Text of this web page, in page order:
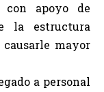
con apoyo de
la estructura
mayor
a personal